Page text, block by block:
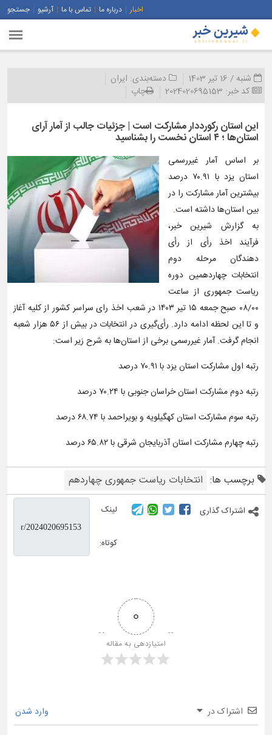
اخبار درباره ما تماس با ما آرشیو جستجو
شنبه / 16 تیر 1403 دسته‌بندی: ایران
کد خبر: 2024020695153 چاپ
این استان رکورددار مشارکت است | جزئیات جالب از آمار آرای
استان‌ها ؛ ۴ استان نخست را بشناسید
بر اساس آمار غیررسمی
استان یزد با ٧٠.٩١ درصد
بیشترین آمار مشارکت را در
بین استان‌ها داشته است.
به گزارش شیرین خبر،
فرآیند اخذ رأی از رأی
دهندگان مرحله دوم
انتخابات چهاردهمین دوره
ریاست جمهوری از ساعت
۰۸/۰۰ صبح جمعه ۱۵ تیر ۱۴۰۳ در شعب اخذ رای سراسر کشور از کلیه آغاز
و تا این لحظه ادامه دارد. رأی‌گیری در انتخابات در بیش از ۵۶ هزار شعبه
انجام گرفت. آمار غیررسمی برخی از استان‌ها به شرح زیر است:
رتبه اول مشارکت استان یزد با ٧٠.٩١ درصد
رتبه دوم مشارکت استان خراسان جنوبی با ٧٠.٢۴ درصد
رتبه سوم مشارکت استان کهگیلویه و بویراحمد با ۶٨.٧۴ درصد
رتبه چهارم مشارکت استان آذربایجان شرقی با ۶۵.٨٢ درصد
برچسب ها: انتخابات ریاست جمهوری چهاردهم
اشتراک گذاری لینک
کوتاه:
0
امتیازدهی به مقاله
اشتراک در وارد شدن